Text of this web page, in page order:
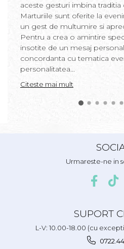
aceste gesturi imbina
Marturiile sunt oferite la
un gest de multumire si
Pentru a crea o amintire
insotite de un mesaj
concordanta cu tematica
personalitatea...
Citeste mai mult
Urmareste-ne in
SUPORT
L-V: 10.00-18.00 (cu